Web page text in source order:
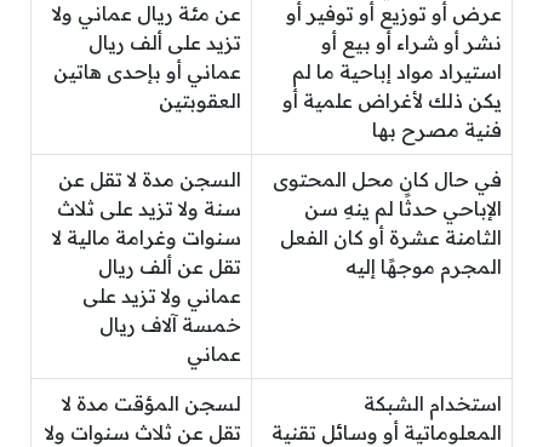
عرض أو توزيع أو توفير أو
نشر أو شراء أو بيع أو
استيراد مواد إباحية ما لم
يكن ذلك لأغراض علمية أو
فنية مصرح بها
عن مئة ريال عماني ولا
تزيد على ألف ريال
عماني أو بإحدى هاتين
العقوبتين
في حال كان محل المحتوى
الإباحي حدثًا لم ينهِ سن
الثامنة عشرة أو كان الفعل
المجرم موجهًا إليه
السجن مدة لا تقل عن
سنة ولا تزيد على ثلاث
سنوات وغرامة مالية لا
تقل عن ألف ريال
عماني ولا تزيد على
خمسة آلاف ريال
عماني
استخدام الشبكة
المعلوماتية أو وسائل تقنية
لسجن المؤقت مدة لا
تقل عن ثلاث سنوات ولا